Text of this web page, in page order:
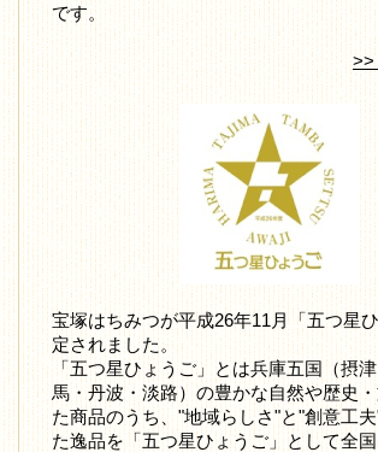
です。
>>
宝塚はちみつが平成26年11月「五つ星
定されました。
「五つ星ひょうご」とは兵庫五国（摂
馬・丹波・淡路）の豊かな自然や歴史
た商品のうち、"地域らしさ"と"創意工
た逸品を「五つ星ひょうご」として全